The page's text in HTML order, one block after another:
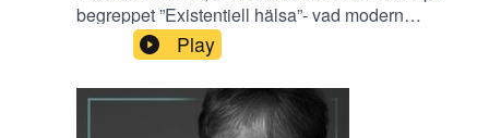
begreppet ”Existentiell hälsa”- vad modern
forskning säger händer i kroppen – och hur olika
mångtusenåriga traditioner som yoga kan
påverka denna.
Play